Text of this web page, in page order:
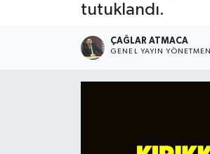
tutuklandı.
ÇAĞLAR ATMACA
GENEL YAYIN